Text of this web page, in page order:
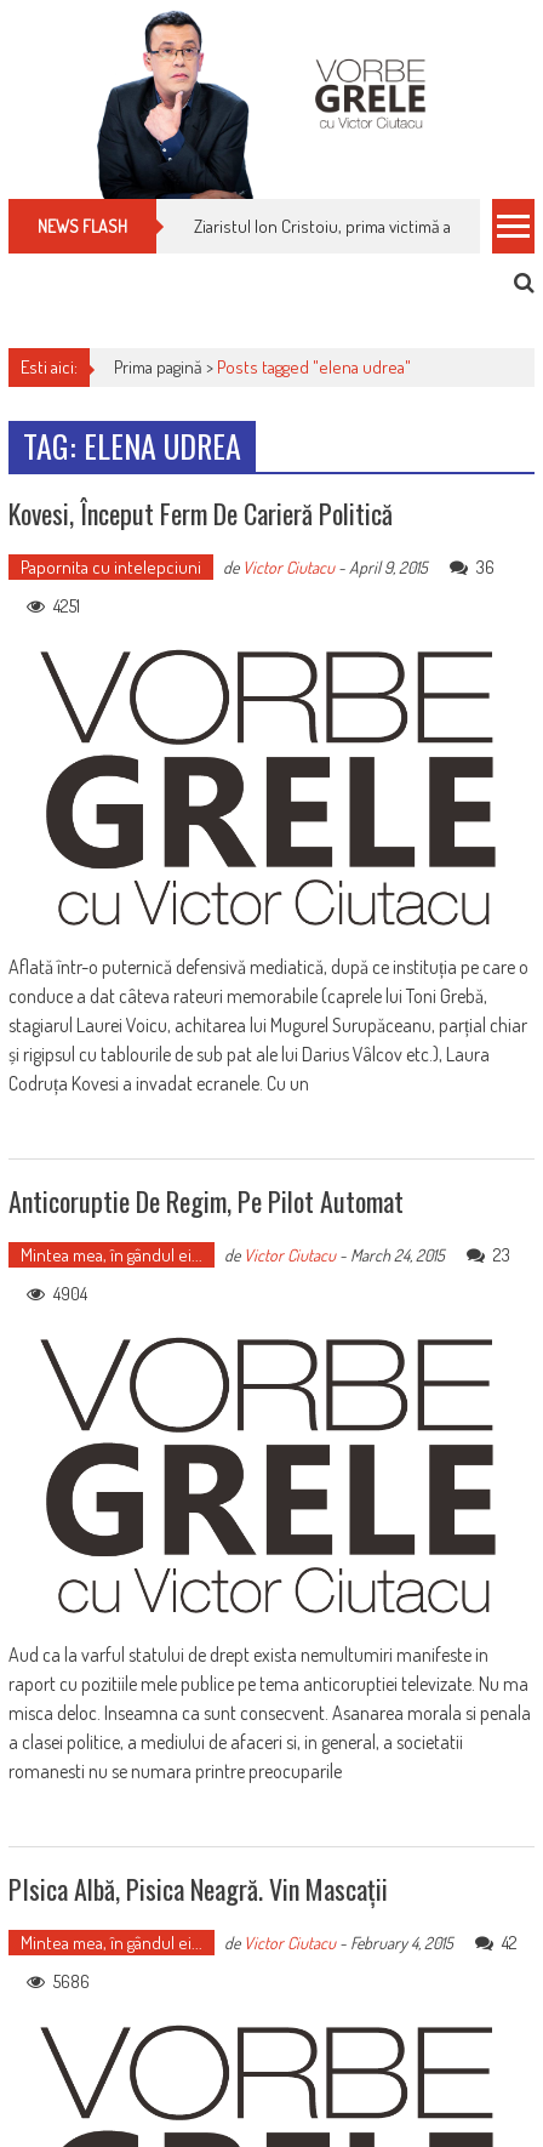
NEWS FLASH Ziaristul Ion Cristoiu, prima victimă a noi
Esti aici: Prima pagină > Posts tagged "elena udrea"
TAG: ELENA UDREA
Kovesi, Început Ferm De Carieră Politică
Papornita cu intelepciuni de Victor Ciutacu-April 9, 2015
36
4251
Aflată într-o puternică defensivă mediatică, după ce instituția pe care o
conduce a dat câteva rateuri memorabile (caprele lui Toni Grebă,
stagiarul Laurei Voicu, achitarea lui Mugurel Surupăceanu, parțial chiar
și rigipsul cu tablourile de sub pat ale lui Darius Vâlcov etc.), Laura
Codruța Kovesi a invadat ecranele. Cu un
Anticoruptie De Regim, Pe Pilot Automat
Mintea mea, în gândul ei... de Victor Ciutacu- March 24, 2015
23
4904
Aud ca la varful statului de drept exista nemultumiri manifeste in
raport cu pozitiile mele publice pe tema anticoruptiei televizate. Nu ma
misca deloc. Inseamna ca sunt consecvent. Asanarea morala si penala
a clasei politice, a mediului de afaceri si, in general, a societatii
romanesti nu se numara printre preocuparile
PIsica Albă, Pisica Neagră. Vin Mascații
Mintea mea, în gândul ei... de Victor Ciutacu- February 4, 2015
42
5686